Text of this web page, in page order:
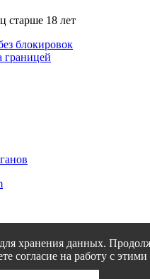
старше 18 лет
блокировок
границей
хранения данных.
согласие на работу с этими